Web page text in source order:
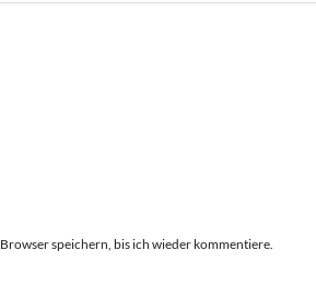
speichern, bis ich wieder kommentiere.